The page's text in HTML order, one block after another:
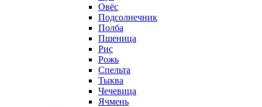
Овёс
Подсолнечник
Полба
Пшеница
Рис
Рожь
Спельта
Тыква
Чечевица
Ячмень